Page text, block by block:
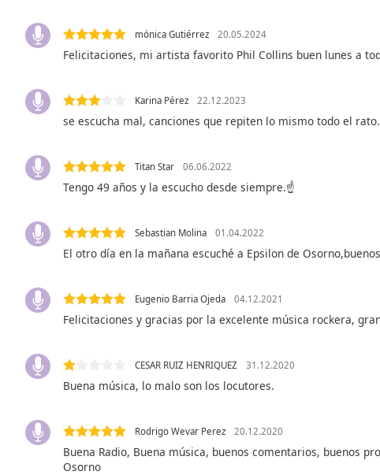
Subtitles
settings
opens
subtitles
dialog
subtitles
Audio
in-
Picture
Beginning
mónica Gutiérrez 20.05.2024
Felicitaciones, mi artista favorito Phil Collins buen lunes a
Karina Pérez 22.12.2023
se escucha mal, canciones que repiten lo mismo todo el rato.
Titan Star 06.06.2022
Tengo 49 años y la escucho desde siempre.☝️
Sebastian Molina 01.04.2022
El otro día en la mañana escuché a Epsilon de
Eugenio Barria Ojeda 04.12.2021
Felicitaciones y gracias por la excelente música rockera,
CESAR RUIZ HENRIQUEZ 31.12.2020
Buena música, lo malo son los locutores.
Rodrigo Wevar Perez 20.12.2020
Buena Radio, Buena música, buenos comentarios, buenos
Osorno